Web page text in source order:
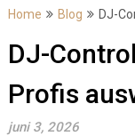
Home Blog DJ-
DJ-
Profis
juni 3, 2026